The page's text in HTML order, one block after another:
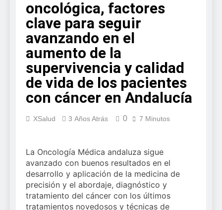
y otros espacios al aire
libre
El Gobierno
aprueba el
proyecto de ley
del
medicamento:
sostenibilidad,
autonomía
estratégica y
modernización
para el SNS
3 Semanas Atrás
La fiebre del
running llega al
el magnesio es
clave para el
bienestar
muscular del
deportista
Sanidad publica
el primer
análisis
nacional sobre
las TCAE en
3 Semanas Atrás
oncológica, factores
clave para seguir
avanzando en el
aumento de la
supervivencia y calidad
de vida de los pacientes
con cáncer en Andalucía
XSalud 3 Años Atrás 0 7 Minutos
La Oncología Médica andaluza sigue
avanzado con buenos resultados en el
desarrollo y aplicación de la medicina de
precisión y el abordaje, diagnóstico y
tratamiento del cáncer con los últimos
tratamientos novedosos y técnicas de